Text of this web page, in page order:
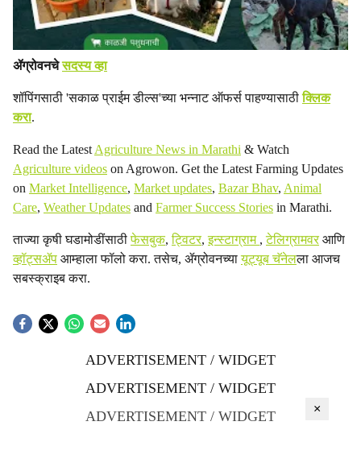
ॲग्रोवनचेसदस्य व्हा
शॉपिंगसाठी 'सकाळ प्राईम डील्स'च्या भन्नाट ऑफर्स पाहण्यासाठीक्लिक
करा.
Read the Latest Agriculture News in Marathi & Watch
Agriculture videos on Agrowon. Get the Latest Farming Updates
on Market Intelligence, Market updates, Bazar Bhav, Animal
Care, Weather Updates and Farmer Success Stories in Marathi.
ताज्या कृषी घडामोडींसाठीफेसबुक,ट्विटर,इन्स्टाग्राम ,टेलिग्रामवरआणि
व्हॉट्सॲप आम्हाला फॉलो करा. तसेच, ॲग्रोवनच्यायूट्यूब चॅनेलला आजच
सबस्क्राइब करा.
ADVERTISEMENT / WIDGET
ADVERTISEMENT / WIDGET
ADVERTISEMENT / WIDGET
×